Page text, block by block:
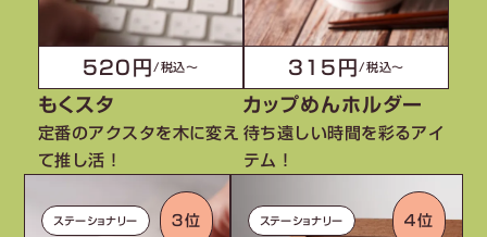
520円/税込〜
もくスタ
定番のアクスタを木に変え
て推し活！
315円/税込〜
カップめんホルダー
待ち遠しい時間を彩るアイ
テム！
ステーショナリー ３位 ステーショナリー ４位